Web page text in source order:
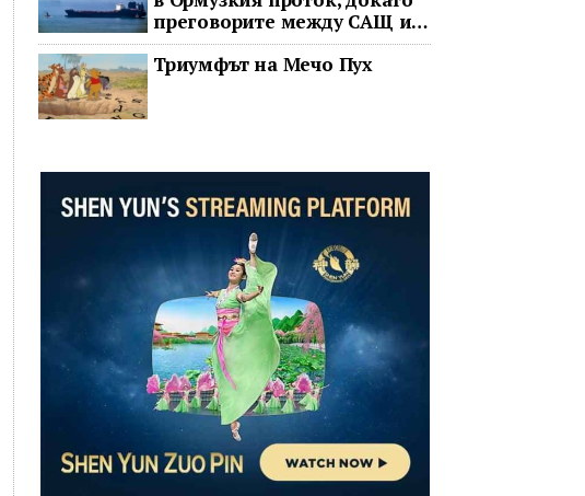
преговорите между САЩ и
Иран останаха в
безизходица
Триумфът на Мечо Пух